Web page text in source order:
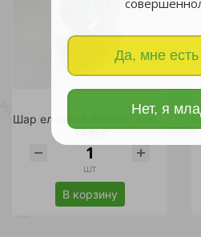
Да, мне есть
Нет, я
16 руб.
шт
В корзину